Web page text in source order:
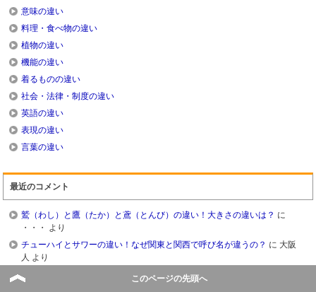
意味の違い
料理・食べ物の違い
植物の違い
機能の違い
着るものの違い
社会・法律・制度の違い
英語の違い
表現の違い
言葉の違い
最近のコメント
鷲（わし）と鷹（たか）と鳶（とんび）の違い！大きさの違いは？ に
・・・
より
チューハイとサワーの違い！なぜ関東と関西で呼び名が違うの？ に 大阪
人 より
ゴキブリとフナムシの違い！この2つは仲間？それとも・・・
このページの先頭へ